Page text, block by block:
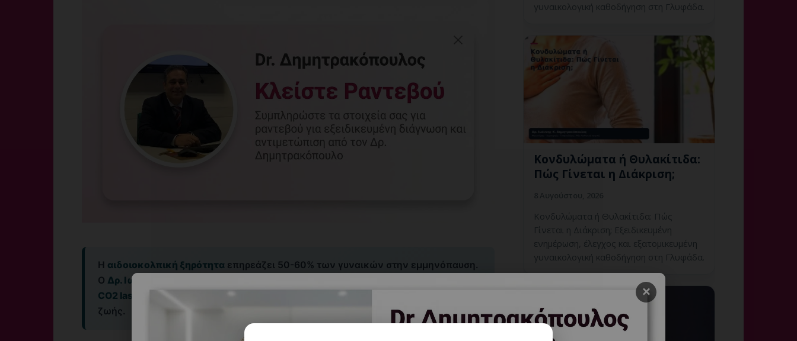
Η αιδοιοκολπική ξηρότητα επηρεάζει 50-60% των γυναικών στην εμμηνόπαυση.
Ο Δρ. Ιωάννης Δημητρακόπουλος
CO2 laser και PRP
στη Γλυφάδα για επανόρθωση ιστών και βελτίωση ποιότητας
ζωής.
γυναικολογική καθοδήγηση στη Γλυφάδα.
Κονδυλώματα ή Θυλακίτιδα:
Πώς Γίνεται η Διάκριση;
Κονδυλώματα ή Θυλακίτιδα: Πώς
Γίνεται η Διάκριση; Εξειδικευμένη
ενημέρωση, έλεγχος και εξατομικευμένη
γυναικολογική καθοδήγηση στη Γλυφάδα.
×